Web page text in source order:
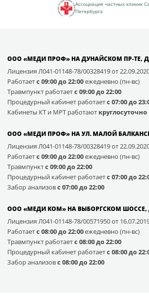
Ассоциация частных клиник
Петербурга
ООО «МЕДИ ПРОФ» НА ДУНАЙСКОМ ПР-ТЕ,
Лицензия Л041-01148-78/00328419 от
Работаетс 09:00 до 22:00ежедневно (пн-вс)
Травмпункт работаетс 09:00 до 22:00
Процедурный кабинет работаетс 07:00 до
Кабинеты КТ и МРТ работают круглосуточно
ООО «МЕДИ ПРОФ» НА УЛ. МАЛОЙ
Лицензия Л041-01148-78/00328419 от
Работаетс 09:00 до 22:00ежедневно (пн-вс)
Травмпунктс 09:00 до 22:00
Процедурный кабинет работаетс 07:00 до
Забор анализовс 07:00 до 22:00
ООО «МЕДИ КОМ» НА ВЫБОРГСКОМ ШОССЕ,
Лицензия Л041-01148-78/00571950 от
Работаетс 08:00 до 22:00ежедневно (пн-вс)
Травмпункт работаетс 08:00 до 22:00
Процедурный кабинет работаетс 08:00 до
Забор анализовс 08:00 до 22:00